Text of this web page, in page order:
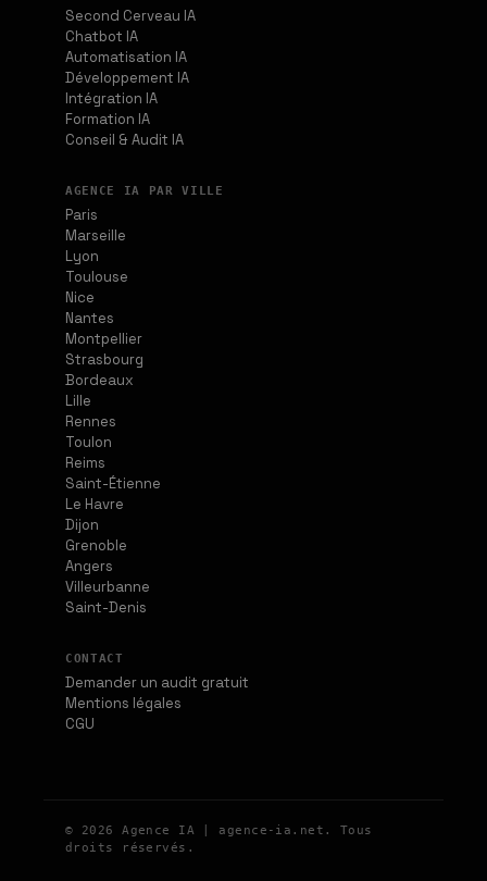
Second Cerveau IA
Chatbot IA
Automatisation IA
Développement IA
Intégration IA
Formation IA
Conseil & Audit IA
AGENCE IA PAR VILLE
Paris
Marseille
Lyon
Toulouse
Nice
Nantes
Montpellier
Strasbourg
Bordeaux
Lille
Rennes
Toulon
Reims
Saint-Étienne
Le Havre
Dijon
Grenoble
Angers
Villeurbanne
Saint-Denis
CONTACT
Demander un audit gratuit
Mentions légales
CGU
© 2026 Agence IA | agence-ia.net. Tous
droits réservés.